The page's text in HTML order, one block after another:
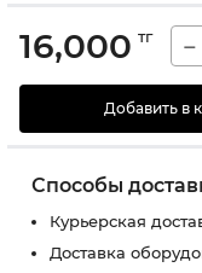
16,000 тг −
Добавить в
Способы
Курьерская
Доставка